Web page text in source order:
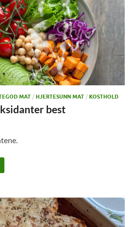
MAT / HJERTESUNN MAT / KOSTHOLD
best